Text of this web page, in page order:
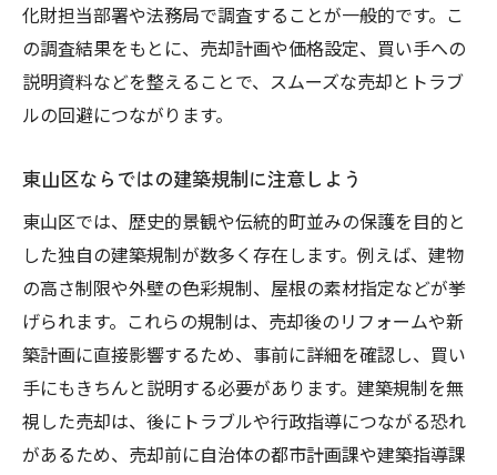
化財担当部署や法務局で調査することが一般的です。こ
の調査結果をもとに、売却計画や価格設定、買い手への
説明資料などを整えることで、スムーズな売却とトラブ
ルの回避につながります。
東山区ならではの建築規制に注意しよう
東山区では、歴史的景観や伝統的町並みの保護を目的と
した独自の建築規制が数多く存在します。例えば、建物
の高さ制限や外壁の色彩規制、屋根の素材指定などが挙
げられます。これらの規制は、売却後のリフォームや新
築計画に直接影響するため、事前に詳細を確認し、買い
手にもきちんと説明する必要があります。建築規制を無
視した売却は、後にトラブルや行政指導につながる恐れ
があるため、売却前に自治体の都市計画課や建築指導課